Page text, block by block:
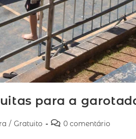
para a
/ Gratuito 0 comentário